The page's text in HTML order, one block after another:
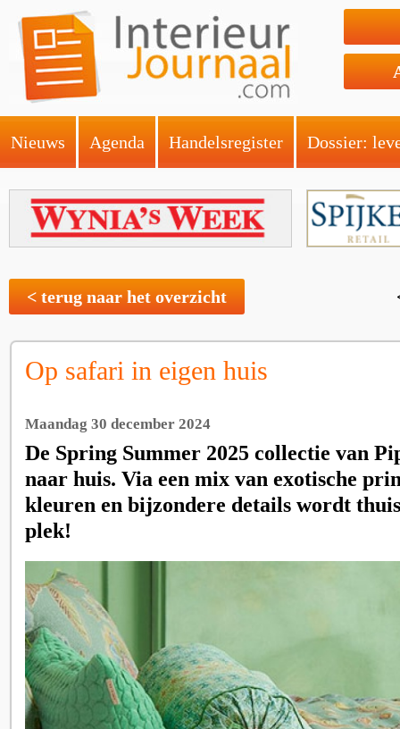
Nieuws Agenda Handelsregister Dossier:
< terug naar het overzicht
Op safari in eigen huis
Maandag 30 december 2024
De Spring Summer 2025 collectie van
naar huis. Via een mix van exotische
kleuren en bijzondere details wordt
plek!